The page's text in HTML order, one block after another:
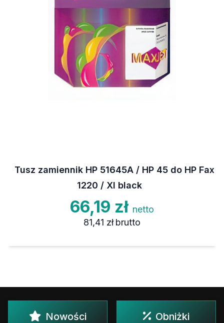
Tusz zamiennik HP 51645A / HP 45 do HP Fax
1220 / XI black
66,19 zł netto
81,41 zł brutto
Nowości Obniżki